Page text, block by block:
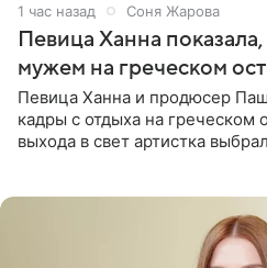
1 час назад Соня Жарова
Певица Ханна показала,
мужем на греческом
Певица Ханна и продюсер
кадры с отдыха на греческом
выхода в свет артистка